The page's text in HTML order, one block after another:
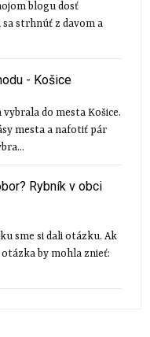
blogu dosť
sa strhnúť z davom a
- Košice
vybrala do mesta Košice.
mesta a nafotiť pár
Rybník v obci
sme si dali otázku. Ak
by mohla znieť: